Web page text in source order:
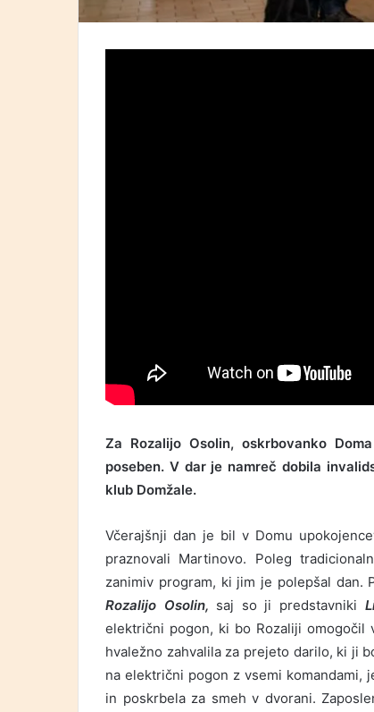
Za Rozalijo Osolin, oskrbovanko
poseben. V dar je namreč dobila
klub Domžale.
Včerajšnji dan je bil v Domu
praznovali Martinovo. Poleg
zanimiv program, ki jim je polepšal dan.
Rozalijo Osolin, saj so ji predstavniki
električni pogon, ki bo Rozaliji omogočil
hvaležno zahvalila za prejeto darilo, ki ji
na električni pogon z vsemi komandami,
in poskrbela za smeh v dvorani.